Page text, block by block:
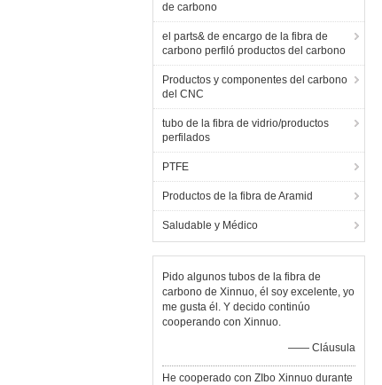
de carbono
el parts& de encargo de la fibra de
carbono perfiló productos del carbono
Productos y componentes del carbono
del CNC
tubo de la fibra de vidrio/productos
perfilados
PTFE
Productos de la fibra de Aramid
Saludable y Médico
Pido algunos tubos de la fibra de
carbono de Xinnuo, él soy excelente, yo
me gusta él. Y decido continúo
cooperando con Xinnuo.
—— Cláusula
He cooperado con ZIbo Xinnuo durante